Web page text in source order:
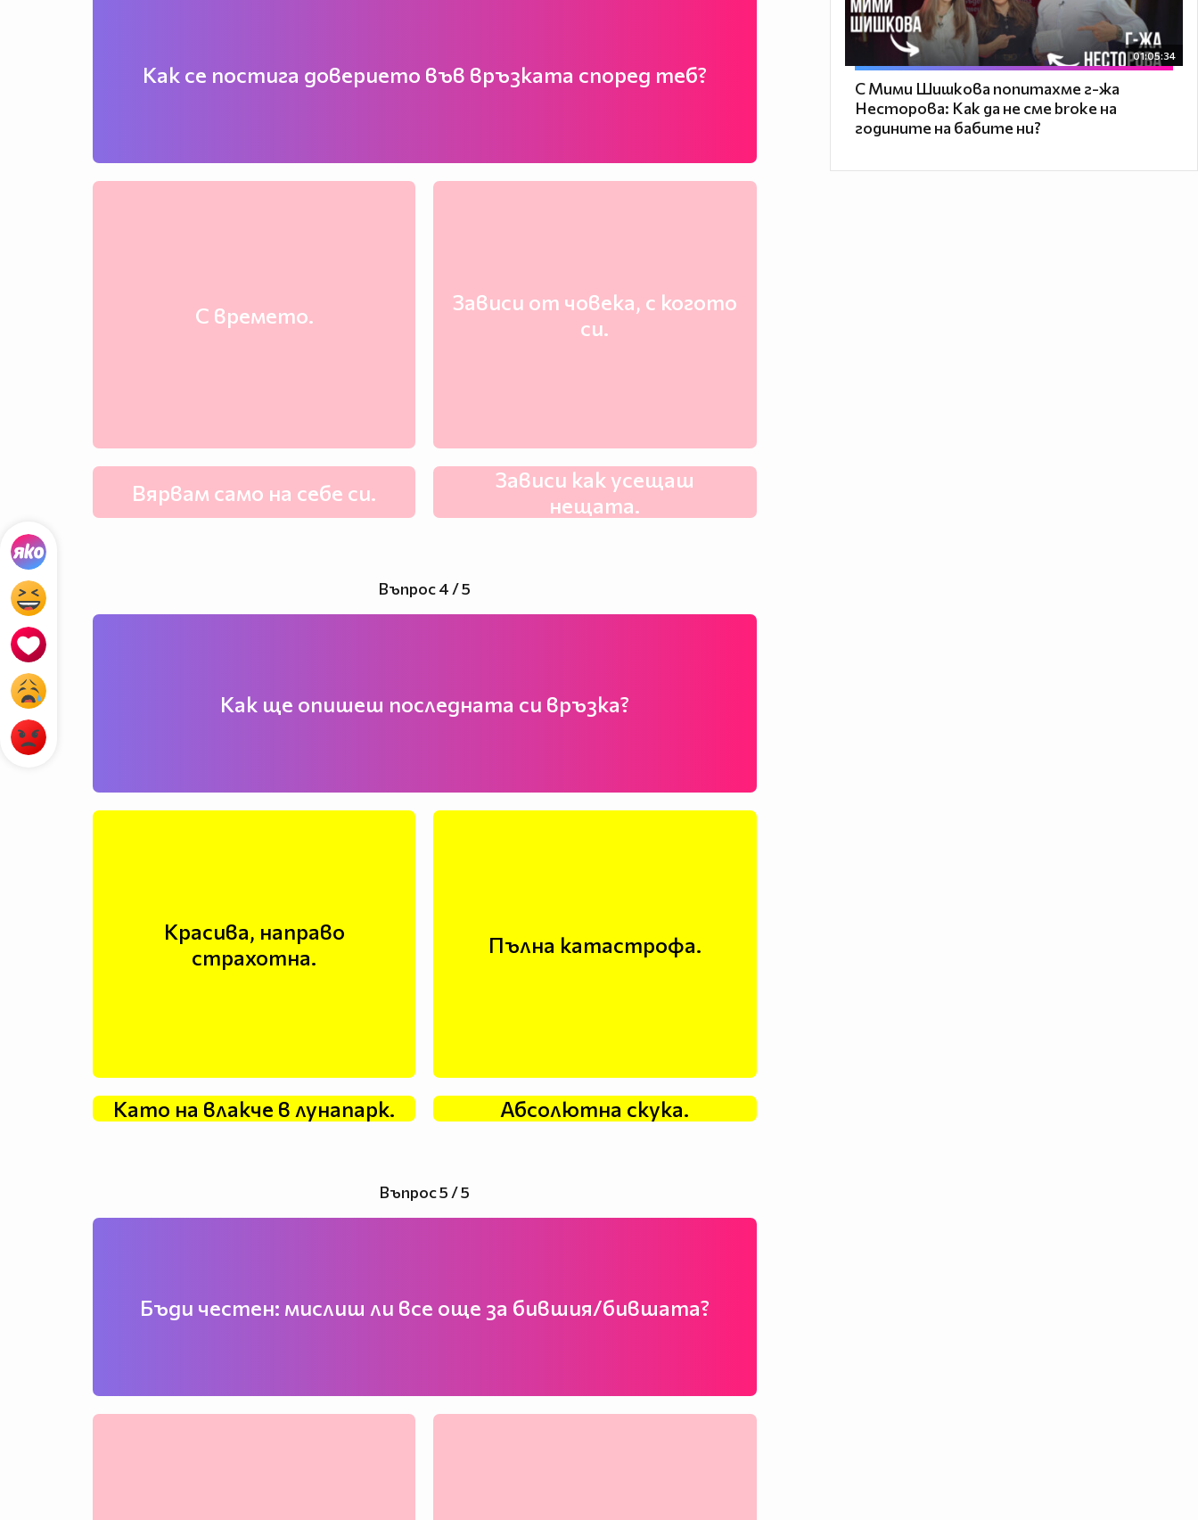
Как се постига доверието във връзката според теб?
С времето.
Зависи от човека, с когото
си.
Вярвам само на себе си.
Зависи как усещаш
нещата.
Въпрос 4 / 5
Как ще опишеш последната си връзка?
Красива, направо
страхотна.
Пълна катастрофа.
Като на влакче в лунапарк. Абсолютна скука.
Въпрос 5 / 5
Бъди честен: мислиш ли все още за бившия/бившата?
01:05:34
С Мими Шишкова попитахме г-жа
Несторова: Как да не сме broke на
годините на бабите ни?